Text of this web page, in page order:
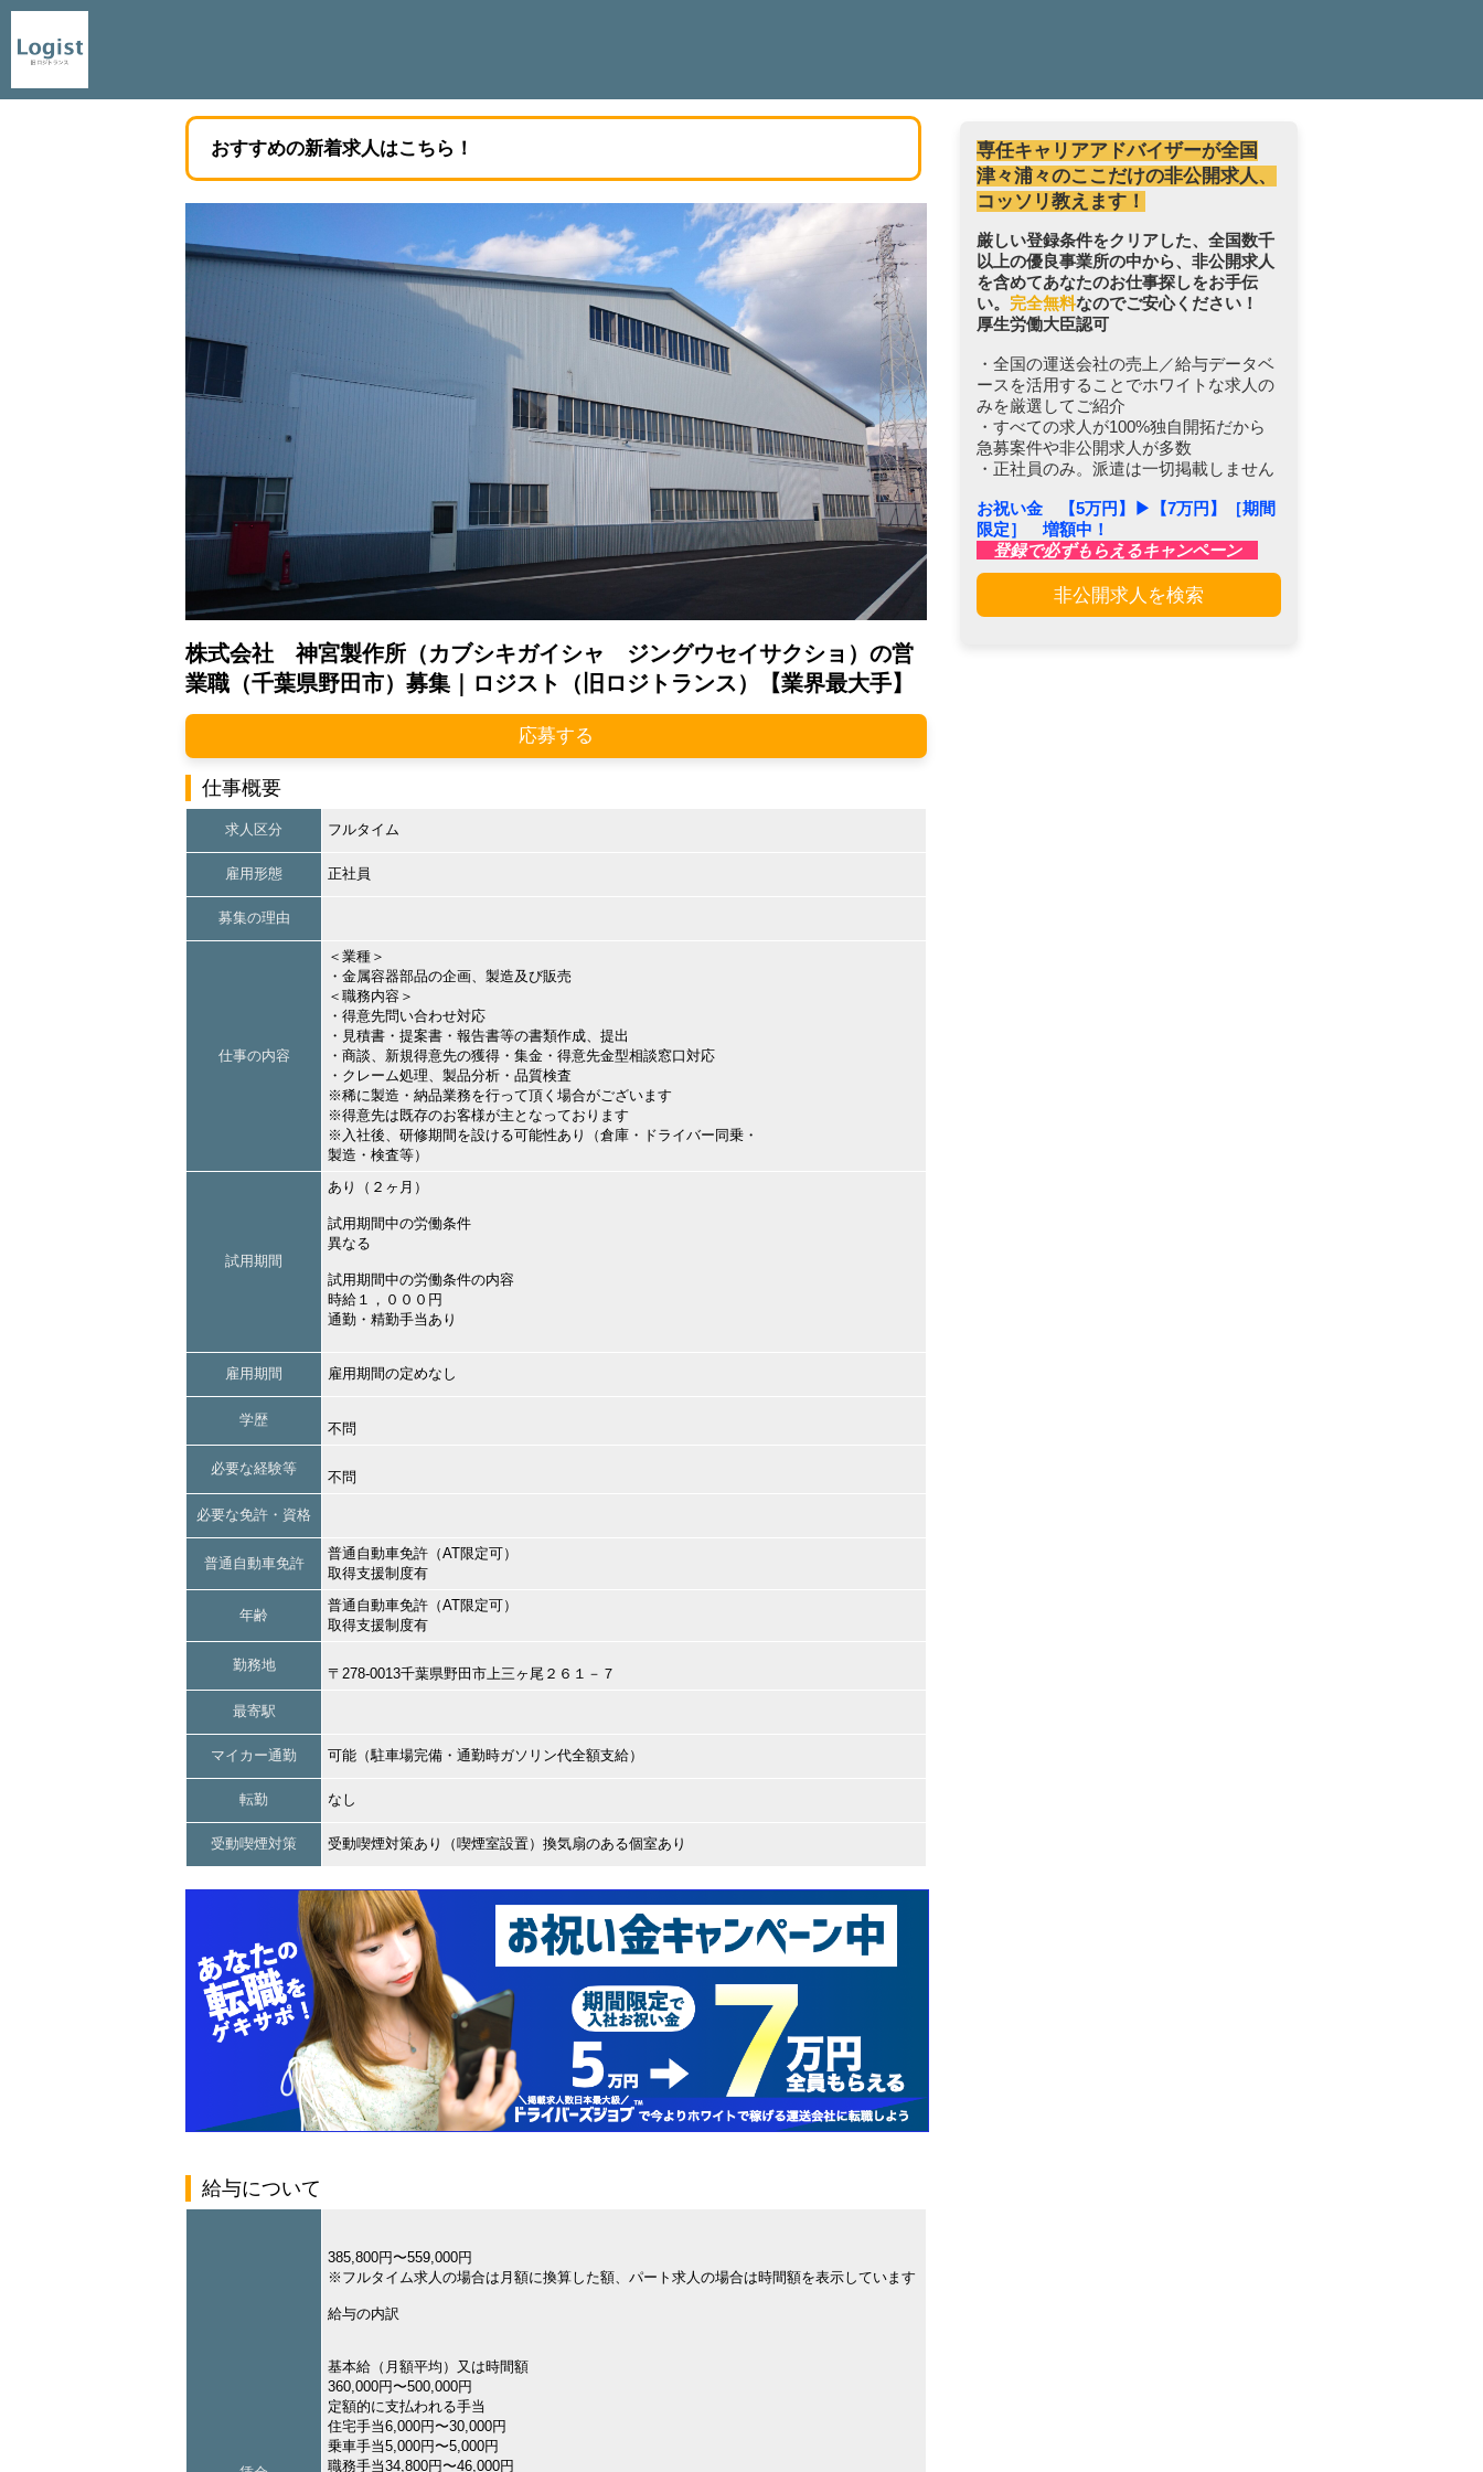
おすすめの新着求人はこちら！
株式会社 神宮製作所（カブシキガイシャ ジングウセイサクショ）の営
業職（千葉県野田市）募集｜ロジスト（旧ロジトランス）【業界最大手】
応募する
仕事概要
求人区分 フルタイム
雇用形態 正社員
募集の理由
仕事の内容
＜業種＞
・金属容器部品の企画、製造及び販売
＜職務内容＞
・得意先問い合わせ対応
・見積書・提案書・報告書等の書類作成、提出
・商談、新規得意先の獲得・集金・得意先金型相談窓口対応
・クレーム処理、製品分析・品質検査
※稀に製造・納品業務を行って頂く場合がございます
※得意先は既存のお客様が主となっております
※入社後、研修期間を設ける可能性あり（倉庫・ドライバー同乗・
製造・検査等）
試用期間
あり（２ヶ月）
試用期間中の労働条件
異なる
試用期間中の労働条件の内容
時給１，０００円
通勤・精勤手当あり
雇用期間 雇用期間の定めなし
学歴
不問
必要な経験等
不問
必要な免許・資格
普通自動車免許
普通自動車免許（AT限定可）
取得支援制度有
年齢
普通自動車免許（AT限定可）
取得支援制度有
勤務地
〒278-0013千葉県野田市上三ヶ尾２６１－７
最寄駅
マイカー通勤 可能（駐車場完備・通勤時ガソリン代全額支給）
転勤 なし
受動喫煙対策 受動喫煙対策あり（喫煙室設置）換気扇のある個室あり
給与について
385,800円〜559,000円
※フルタイム求人の場合は月額に換算した額、パート求人の場合は時間額を表示しています
給与の内訳
基本給（月額平均）又は時間額
360,000円〜500,000円
定額的に支払われる手当
住宅手当6,000円〜30,000円
乗車手当5,000円〜5,000円
職務手当34,800円〜46,000円
専任キャリアアドバイザーが全国
津々浦々のここだけの非公開求人、
コッソリ教えます！
厳しい登録条件をクリアした、全国数千
以上の優良事業所の中から、非公開求人
を含めてあなたのお仕事探しをお手伝
い。 完全無料なのでご安心ください！
厚生労働大臣認可
・全国の運送会社の売上／給与データベ
ースを活用することでホワイトな求人の
みを厳選してご紹介
・すべての求人が100%独自開拓だから
急募案件や非公開求人が多数
・正社員のみ。派遣は一切掲載しません
お祝い金 【5万円】▶︎【7万円】［期間
限定］ 増額中！
登録で必ずもらえるキャンペーン
非公開求人を検索